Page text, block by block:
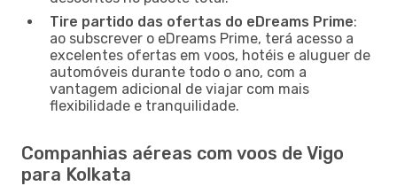
Tire partido das ofertas do eDreams Prime:
ao subscrever o eDreams Prime, terá acesso a
excelentes ofertas em voos, hotéis e aluguer de
automóveis durante todo o ano, com a
vantagem adicional de viajar com mais
flexibilidade e tranquilidade.
Companhias aéreas com voos de Vigo
para Kolkata